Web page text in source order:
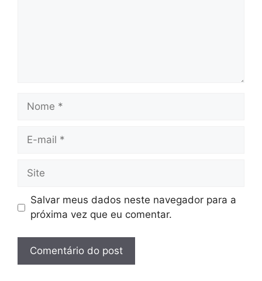
Nome
Site
Salvar meus dados neste navegador para a
próxima vez que eu comentar.